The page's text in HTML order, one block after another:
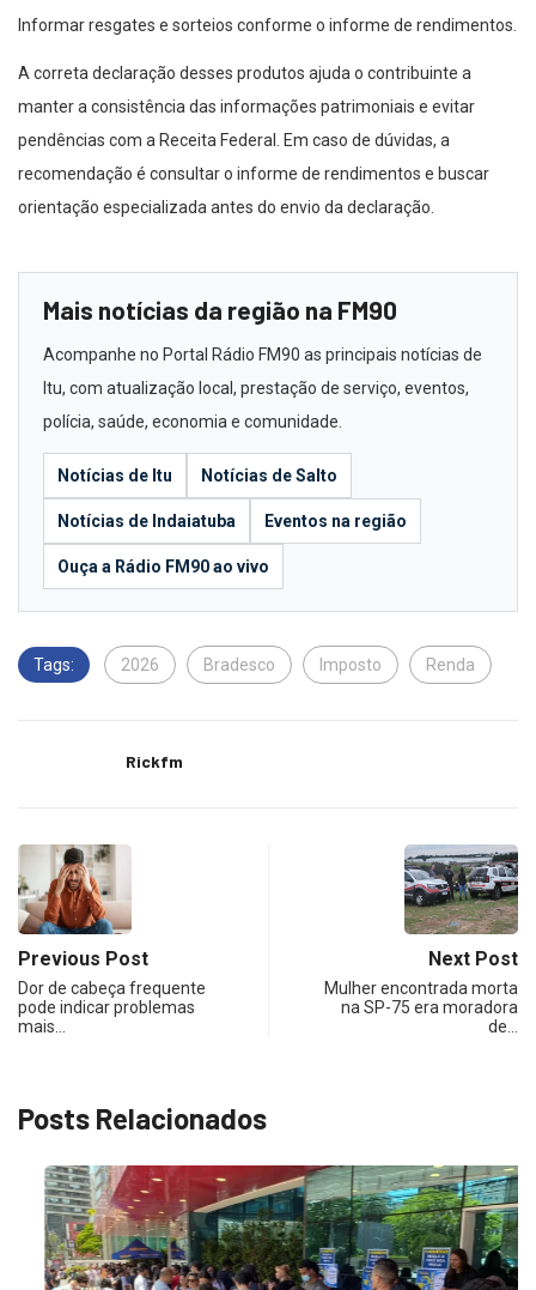
Informar resgates e sorteios conforme o informe de rendimentos.
A correta declaração desses produtos ajuda o contribuinte a
manter a consistência das informações patrimoniais e evitar
pendências com a Receita Federal. Em caso de dúvidas, a
recomendação é consultar o informe de rendimentos e buscar
orientação especializada antes do envio da declaração.
Mais notícias da região na FM90
Acompanhe no Portal Rádio FM90 as principais notícias de
Itu, com atualização local, prestação de serviço, eventos,
polícia, saúde, economia e comunidade.
Notícias de Itu Notícias de Salto
Notícias de Indaiatuba Eventos na região
Ouça a Rádio FM90 ao vivo
Tags: 2026 Bradesco Imposto Renda
Rickfm
Previous Post
Dor de cabeça frequente
pode indicar problemas
mais…
Next Post
Mulher encontrada morta
na SP-75 era moradora
de…
Posts Relacionados